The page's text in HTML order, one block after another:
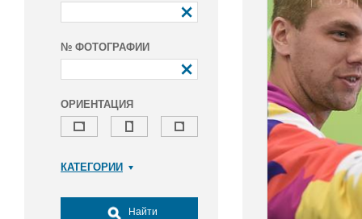
№ ФОТОГРАФИИ
ОРИЕНТАЦИЯ
КАТЕГОРИИ
Досуг, туризм и отдых
Найти